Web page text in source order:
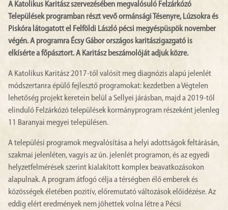
A Katolikus Karitász szervezésében megvalósuló Felzárkózó
Települések programban részt vevő ormánsági Tésenyre, Lúzsokra és
Piskóra látogatott el Felföldi László pécsi megyéspüspök november
végén. A programra Écsy Gábor országos karitászigazgató is
elkísérte a főpásztort. A Karitász beszámolóját adjuk közre.
A Katolikus Karitász 2017-től valósít meg diagnózis alapú jelenlét
módszertanra épülő fejlesztő programokat: kezdetben a Végtelen
lehetőség projekt keretein belül a Sellyei járásban, majd a 2019-től
elinduló Felzárkózó települések kormányprogram részeként jelenleg
11 Baranyai megyei településen.
A települési programok megvalósítása a helyi adottságok feltárásán,
szakmai jelenléten, vagyis az ún. jelenlét programon, és az egyedi
helyzetfelmérések szerint kialakított komplex beavatkozásokon
alapulnak. A program átfogó célja a térségben élő emberek és
közösségek életében pozitív, előremutató változások előidézése. Az
eddig elért eredmények nem jöhettek volna létre a Pécsi